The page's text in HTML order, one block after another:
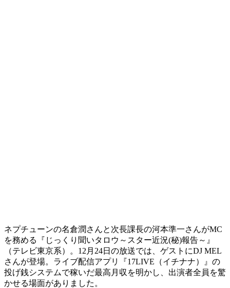
ネプチューンの名倉潤さんと次長課長の河本準一さんがMC
を務める『じっくり聞いタロウ～スター近況(秘)報告～』
（テレビ東京系）。12月24日の放送では、ゲストにDJ MEL
さんが登場。ライブ配信アプリ『17LIVE（イチナナ）』の
投げ銭システムで稼いだ最高月収を明かし、出演者全員を驚
かせる場面がありました。